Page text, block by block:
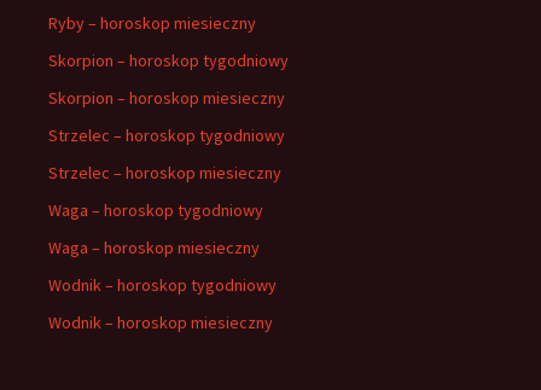
Ryby – horoskop miesieczny
Skorpion – horoskop tygodniowy
Skorpion – horoskop miesieczny
Strzelec – horoskop tygodniowy
Strzelec – horoskop miesieczny
Waga – horoskop tygodniowy
Waga – horoskop miesieczny
Wodnik – horoskop tygodniowy
Wodnik – horoskop miesieczny